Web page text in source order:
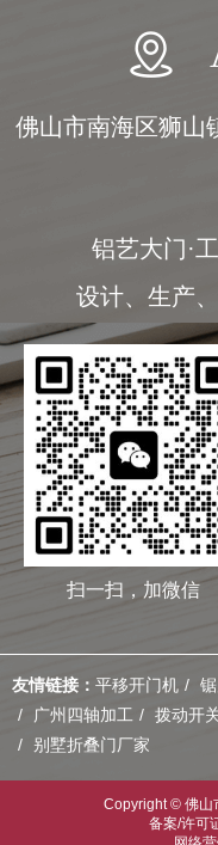
佛山市南海区狮山
铝艺大门·
设计、生产
扫一扫，加微信
友情链接： 平移开门机
广州四轴加工
拨动开
别墅折叠门厂家
Copyright © 佛山
备案/许可